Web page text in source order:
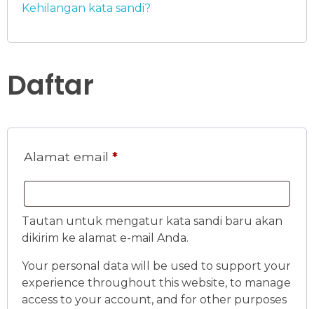
Kehilangan kata sandi?
Daftar
Alamat email *
Tautan untuk mengatur kata sandi baru akan
dikirim ke alamat e-mail Anda.
Your personal data will be used to support your
experience throughout this website, to manage
access to your account, and for other purposes